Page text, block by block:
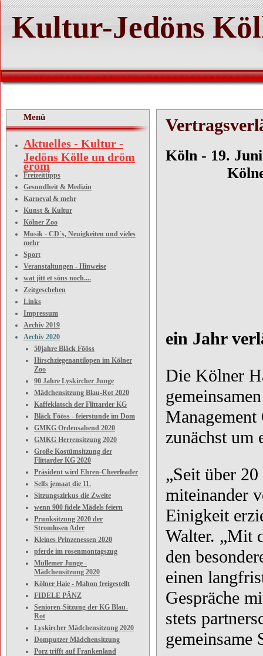
Kultur-Jedöns
Menü
Aktuelles - Kultur -
Jedöns Kölle un dröm
eröm
Freizeittipps
Gesundheit & Medizin
Karneval & mehr
Kunst & Kultur
Kölner Zoo
Musik - CD´s, Neuigkeiten und vieles
mehr
Sport
Veranstaltungen - Hinweise
wat jitt et söns noch....
Zeitgeschehen
Links
Impressum
Archiv 2019
Archiv 2020
50jahre Bläck Fööss
Hirschziegenantilopen im Kölner
Zoo
90 Jahre Lyskircher Junge
Mädchensitzung Blau-Rot 2020
Kaffeklatsch der Flittarder KG
Bläck Fööss - feierstunde im Dom
GMKG Ordensabend 2020
GMKG Herrensitzung 2020
Große Kostümsitzung der
Flittarder KG 2020
Präsident wird Ehren-Cheerleader
Selfs jemaat die 11.
Sitzungszirkus die Zweite
wenn 900 fidele Mädels feiern
Prunksitzung 2020 der
Stromlosen Ader
Kleines Prinzenessen 2020
pferde im rosenmontagszug
Müllemer Junge -
Mädchensitzung 2020
Kölner Haie - Mahon freigestellt
FIDELE PÄNZ
Senioren-Sitzung der KG Blau-
Rot
Lyskircher Mädchensitzung 2020
Domputzer Mädchensitzung
Porz trifft auf Frankenland
Kölner
ein Jahr
Die Kölner
zunächst um
„Seit über
miteinander
Einigkeit
Walter. „Mit
den
einen
Gespräche
stets